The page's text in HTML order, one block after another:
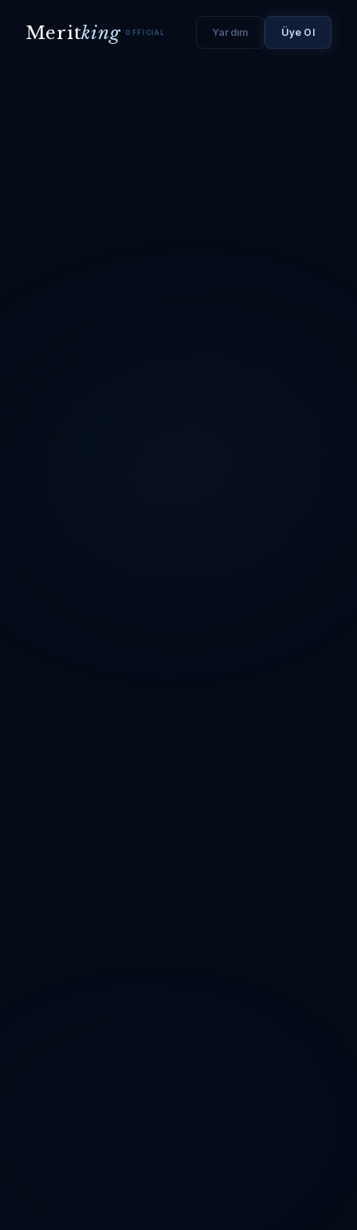
Meritking OFFICIAL Yardım Üye Ol